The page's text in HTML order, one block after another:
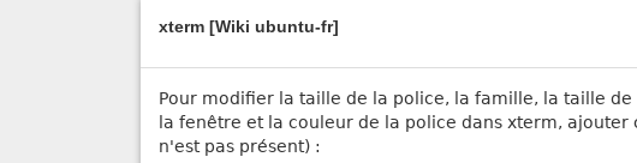
xterm [Wiki ubuntu-fr]
Pour modifier la taille de la police, la famille, la taille
la fenêtre et la couleur de la police dans xterm, ajouter
n'est pas présent) :